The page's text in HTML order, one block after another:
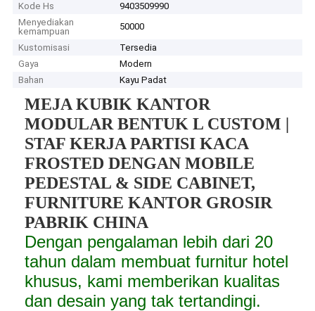
Kode Hs
9403509990
Menyediakan
kemampuan
50000
Kustomisasi
Tersedia
Gaya
Modern
Bahan
Kayu Padat
MEJA KUBIK KANTOR
MODULAR BENTUK L CUSTOM |
STAF KERJA PARTISI KACA
FROSTED DENGAN MOBILE
PEDESTAL & SIDE CABINET,
FURNITURE KANTOR GROSIR
PABRIK CHINA
Dengan pengalaman lebih dari 20
tahun dalam membuat furnitur hotel
khusus, kami memberikan kualitas
dan desain yang tak tertandingi.